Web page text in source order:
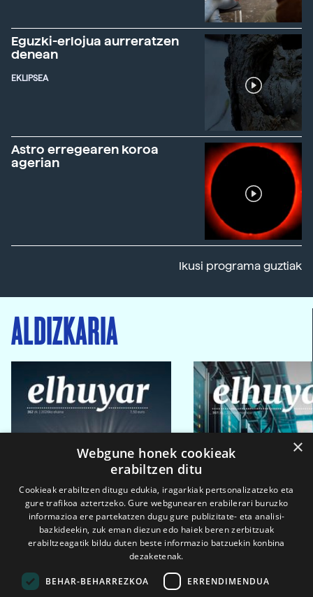
Eguzki-erlojua aurreratzen
denean
EKLIPSEA
Astro erregearen koroa
agerian
Ikusi programa guztiak
ALDIZKARIA
×
Webgune honek cookieak
erabiltzen ditu
Cookieak erabiltzen ditugu edukia, iragarkiak pertsonalizatzeko eta
gure trafikoa aztertzeko. Gure webgunearen erabilerari buruzko
informazioa ere partekatzen dugu gure publizitate- eta analisi-
bazkideekin, zuk eman diezun edo haiek beren zerbitzuak
erabiltzeagatik bildu duten beste informazio batzuekin konbina
dezaketenak.
BEHAR-BEHARREZKOA ERRENDIMENDUA